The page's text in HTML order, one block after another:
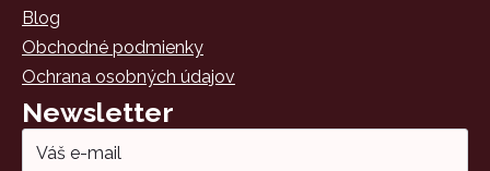
Blog
Obchodné podmienky
Ochrana osobných údajov
Newsletter
Email